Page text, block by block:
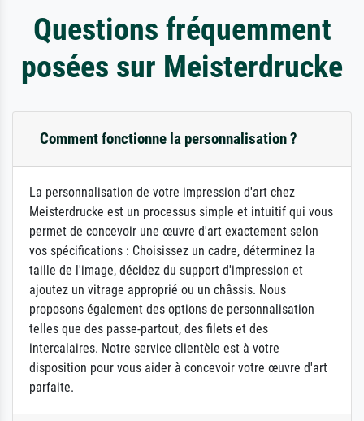
Questions fréquemment
posées sur Meisterdrucke
Comment fonctionne la personnalisation ?
La personnalisation de votre impression d'art chez
Meisterdrucke est un processus simple et intuitif qui vous
permet de concevoir une œuvre d'art exactement selon
vos spécifications : Choisissez un cadre, déterminez la
taille de l'image, décidez du support d'impression et
ajoutez un vitrage approprié ou un châssis. Nous
proposons également des options de personnalisation
telles que des passe-partout, des filets et des
intercalaires. Notre service clientèle est à votre
disposition pour vous aider à concevoir votre œuvre d'art
parfaite.